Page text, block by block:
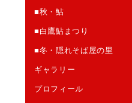
■秋・鮎
■白鷹鮎まつり
■冬・隠れそば屋の里
ギャラリー
プロフィール